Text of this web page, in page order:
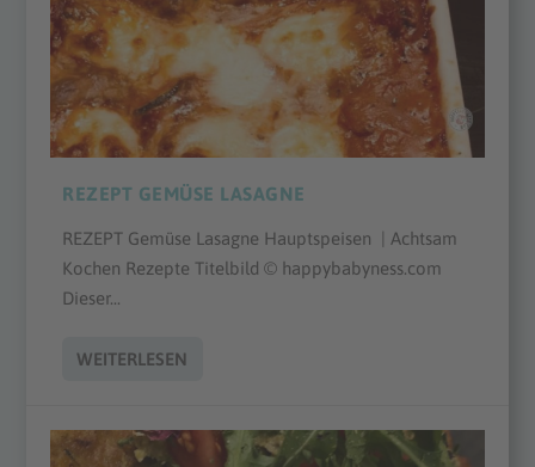
REZEPT GEMÜSE LASAGNE
REZEPT Gemüse Lasagne Hauptspeisen | Achtsam
Kochen Rezepte Titelbild © happybabyness.com
Dieser...
WEITERLESEN